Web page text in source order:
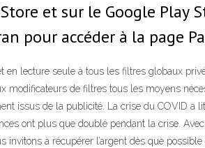
et sur le Google Play
pour accéder à la page
lecture seule à tous les filtres globaux
modificateurs de filtres tous les moyens
issus de la publicité. La crise du COVID
ont plus que doublé pendant la crise.
invitons à récupérer l’argent dès que